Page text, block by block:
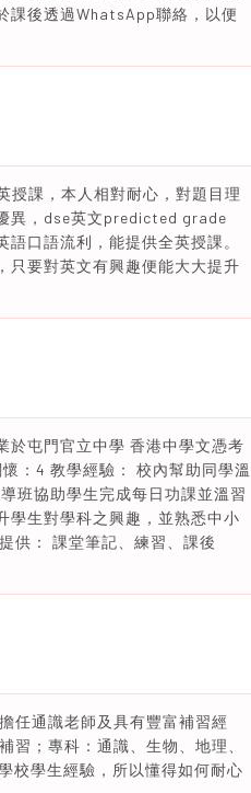
課後透過WhatsApp聯絡，以便
授課，本人相對耐心，對題目理
異，dse英文predicted grade
口語流利，能提供全英授課。
只要對英文有興趣便能大大提升
於屯門官立中學 香港中學文憑考
：4 教學經驗： 校內幫助同學溫
班協助學生完成每日功課並溫習
學生對學科之興趣，並熟悉中小
供： 課堂筆記、練習、課後
任通識老師及具有豐富補習經
習；專科：通識、生物、地理、
校學生經驗，所以懂得如何耐心